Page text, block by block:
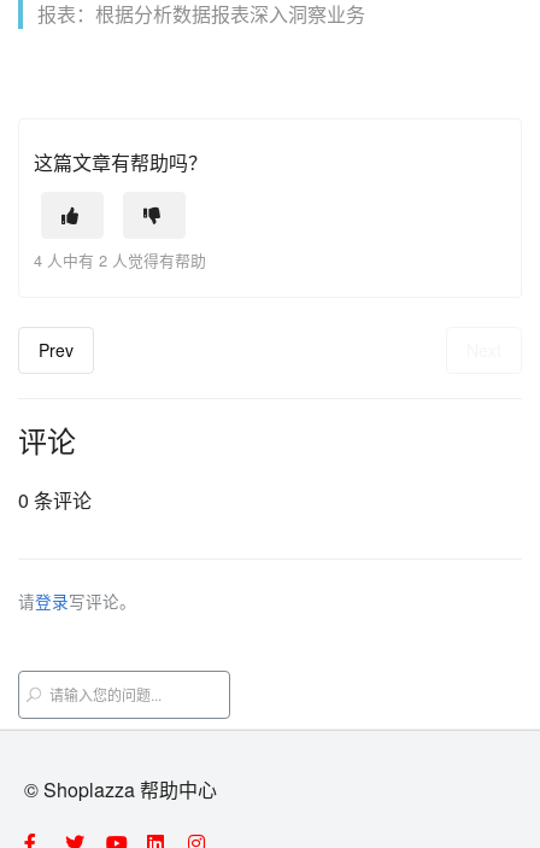
报表：根据分析数据报表深入洞察业务
这篇文章有帮助吗？
4 人中有 2 人觉得有帮助
Prev
评论
0 条评论
请登录写评论。
© Shoplazza 帮助中心